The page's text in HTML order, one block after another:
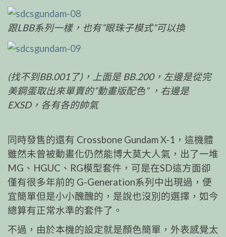
跟LBB系列一樣，也有”眼珠子模式”可以換
(找不到BB.001了)，上面是 BB.200，左邊是從完
美鋼蛋取出來單賣的”動畫版配色” ，右邊是
EXSD，各有各的帥氣
同時發售的還有 Crossbone Gundam X-1，這機體
雖然未曾被動畫化仍然能博大莫大人氣，出了一堆
MG、HGUC、RG模型套件，可是在SD這方面卻
僅有很多年前的 G-Generation系列中出現過，便
宜簡單但是小小醜醜的，是說也沒別的選擇，如今
總算有正常水準的套件了。
不過，由於本機的設定就是顏色簡單，外表感覺太